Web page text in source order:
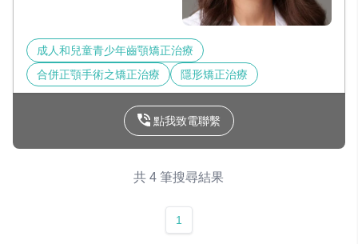
成人和兒童青少年齒顎矯正治療
合併正顎手術之矯正治療
隱形矯正治療
點我致電聯繫
共 4 筆搜尋結果
1